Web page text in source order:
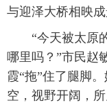
与迎泽大桥相映成
“今天被太原的
哪里吗？”市民赵
霞“拖”住了腿脚
空，视野开阔，